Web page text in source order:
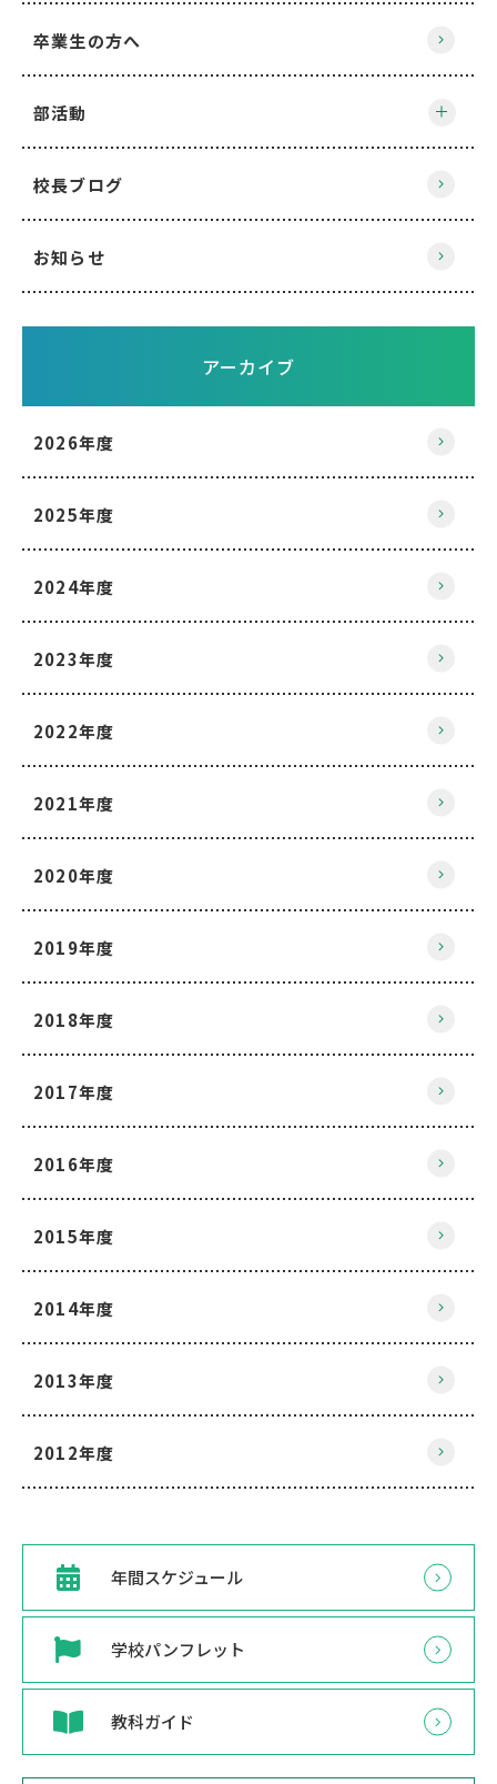
卒業生の方へ
部活動
校長ブログ
お知らせ
アーカイブ
2026年度
2025年度
2024年度
2023年度
2022年度
2021年度
2020年度
2019年度
2018年度
2017年度
2016年度
2015年度
2014年度
2013年度
2012年度
年間スケジュール
学校パンフレット
教科ガイド